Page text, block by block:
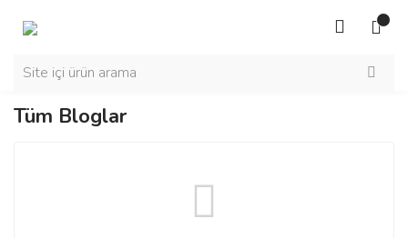
Tüm Bloglar